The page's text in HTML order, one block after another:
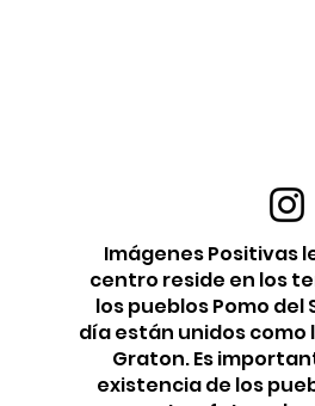
Imágenes Positivas
centro reside en los
los pueblos Pomo del
día están unidos como
Graton. Es
existencia de los